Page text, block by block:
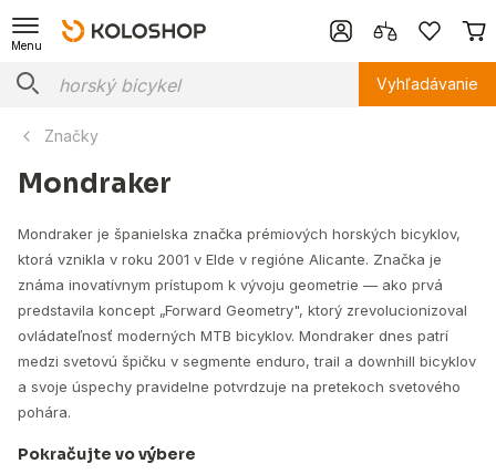
Menu
Vyhľadávanie
Značky
Mondraker
Mondraker je španielska značka prémiových horských bicyklov,
ktorá vznikla v roku 2001 v Elde v regióne Alicante. Značka je
známa inovatívnym prístupom k vývoju geometrie — ako prvá
predstavila koncept „Forward Geometry", ktorý zrevolucionizoval
ovládateľnosť moderných MTB bicyklov. Mondraker dnes patrí
medzi svetovú špičku v segmente enduro, trail a downhill bicyklov
a svoje úspechy pravidelne potvrdzuje na pretekoch svetového
pohára.
Pokračujte vo výbere